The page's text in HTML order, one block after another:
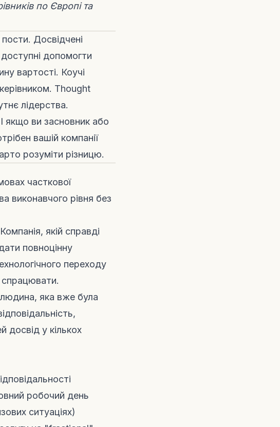
по Європі та
Досвідчені
допомогти
вартості. Коучі
Thought
лідерства.
якщо ви засновник або
вашій компанії
розуміти різницю.
часткової
виконавчого рівня без
якій справді
повноцінну
переходу
яка вже була
досвід у кількох
робочий день
ситуаціях)